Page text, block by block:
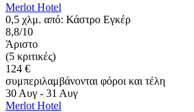
Merlot Hotel
0,5 χλμ. από: Κάστρο Εγκέρ
8,8/10
Άριστο
(5 κριτικές)
124 €
συμπεριλαμβάνονται φόροι και τέλη
30 Αυγ - 31 Αυγ
Merlot Hotel